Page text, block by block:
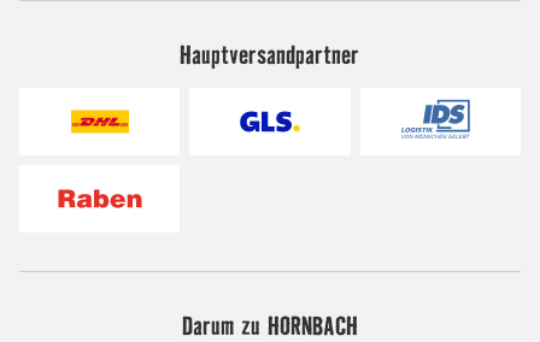
Hauptversandpartner
Darum zu HORNBACH